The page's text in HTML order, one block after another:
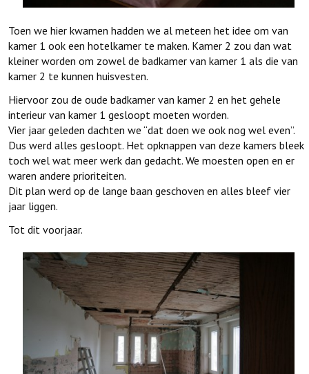
Toen we hier kwamen hadden we al meteen het idee om van
kamer 1 ook een hotelkamer te maken. Kamer 2 zou dan wat
kleiner worden om zowel de badkamer van kamer 1 als die van
kamer 2 te kunnen huisvesten.
Hiervoor zou de oude badkamer van kamer 2 en het gehele
interieur van kamer 1 gesloopt moeten worden.
Vier jaar geleden dachten we “dat doen we ook nog wel even”.
Dus werd alles gesloopt. Het opknappen van deze kamers bleek
toch wel wat meer werk dan gedacht. We moesten open en er
waren andere prioriteiten.
Dit plan werd op de lange baan geschoven en alles bleef vier
jaar liggen.
Tot dit voorjaar.